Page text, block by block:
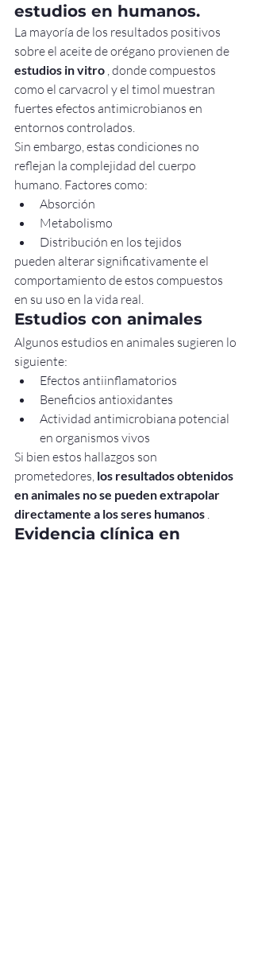
estudios en humanos.
La mayoría de los resultados positivos
sobre el aceite de orégano provienen de
estudios in vitro , donde compuestos
como el carvacrol y el timol muestran
fuertes efectos antimicrobianos en
entornos controlados.
Sin embargo, estas condiciones no
reflejan la complejidad del cuerpo
humano. Factores como:
Absorción
Metabolismo
Distribución en los tejidos
pueden alterar significativamente el
comportamiento de estos compuestos
en su uso en la vida real.
Estudios con animales
Algunos estudios en animales sugieren lo
siguiente:
Efectos antiinflamatorios
Beneficios antioxidantes
Actividad antimicrobiana potencial
en organismos vivos
Si bien estos hallazgos son
prometedores, los resultados obtenidos
en animales no se pueden extrapolar
directamente a los seres humanos
Evidencia clínica en